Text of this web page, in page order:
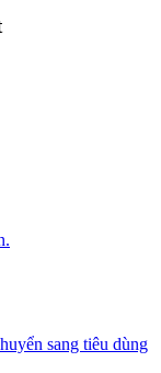
sang tiêu dùng